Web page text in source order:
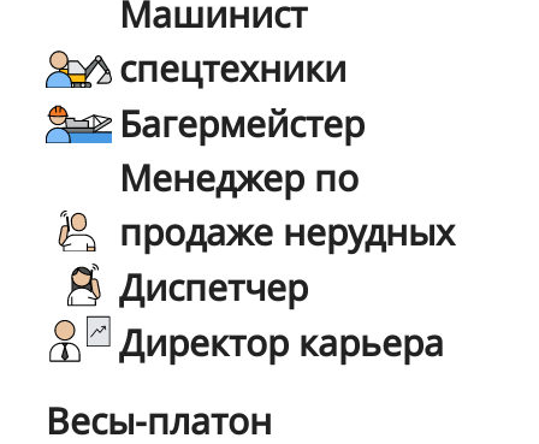
Машинист
спецтехники
Багермейстер
Менеджер по
продаже нерудных
Диспетчер
Директор карьера
Весы-платон